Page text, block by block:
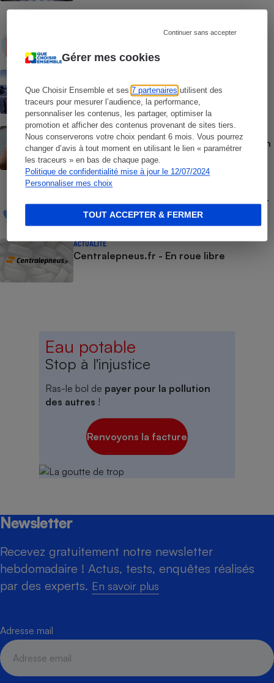
Gérer mes cookies
Que Choisir Ensemble et ses7 partenaires utilisent des
traceurs pour mesurer l’audience, la performance,
personnaliser les contenus, les partager, optimiser la
promotion et afficher des contenus provenant de sites tiers.
Nous conserverons votre choix pendant 6 mois. Vous pourrez
changer d’avis à tout moment en utilisant le lien « paramétrer
les traceurs » en bas de chaque page.
Politique de confidentialité mise à jour le 12/07/2024
Personnaliser mes choix
Continuer sans accepter
TOUT ACCEPTER & FERMER
Achats en ligne - Les sites doivent
rétractation
Démarchage téléphonique - Les pros
dans les starting-blocks
Commerce entre particuliers - Leboncoin
a le blocage facile
ACTUALITÉ
Vente de produits financiers à distance -
Les consommateurs un peu mieux armés
ACTUALITÉ
Centralepneus.fr - En roue libre
Eau potable
Stop à l'injustice
Ras-le bol de payer pour la pollution
des autres !
Renvoyons la facture
Newsletter
Recevez gratuitement notre newsletter
hebdomadaire ! Actus, tests, enquêtes réalisés
par des experts. En savoir plus
Adresse mail